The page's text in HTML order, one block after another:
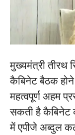
मुख्यमंत्री तीरथ
कैबिनेट बैठक
महत्वपूर्ण अहम
सकती है कैबिनेट
में एपीजे अब्दुल